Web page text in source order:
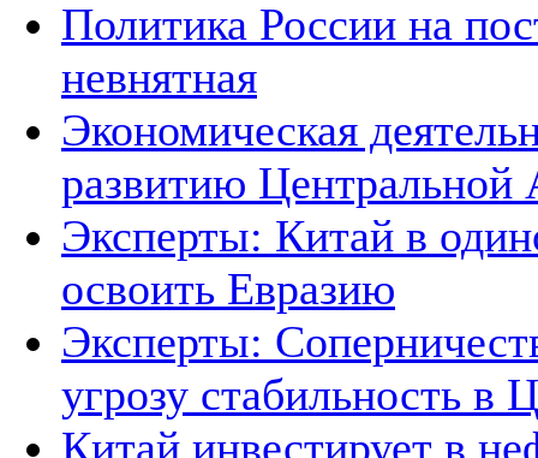
Политика России на
невнятная
Экономическая
развитию Центральной
Эксперты: Китай в
освоить Евразию
Эксперты:
угрозу стабильность в
Китай инвестирует в